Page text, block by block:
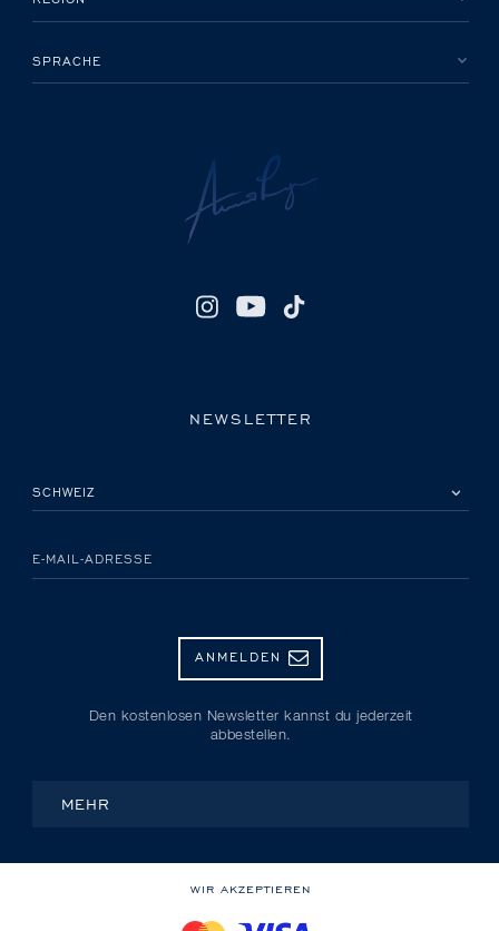
SPRACHE
NEWSLETTER
E-MAIL-ADRESSE
ANMELDEN
Den kostenlosen Newsletter kannst du jederzeit
abbestellen.
MEHR
WIR AKZEPTIEREN